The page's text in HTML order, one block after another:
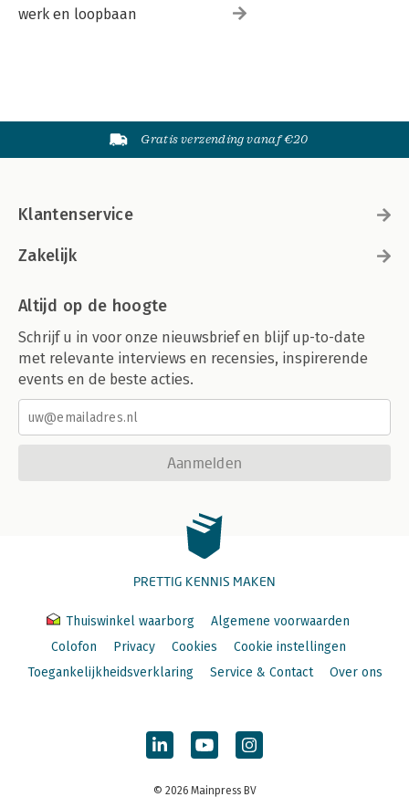
werk en loopbaan
Gratis verzending vanaf €20
Klantenservice
Zakelijk
Altijd op de hoogte
Schrijf u in voor onze nieuwsbrief en blijf up-to-date
met relevante interviews en recensies, inspirerende
events en de beste acties.
Aanmelden
PRETTIG KENNIS MAKEN
Thuiswinkel waarborg
Algemene voorwaarden
Colofon
Privacy Cookies
Cookie instellingen
Toegankelijkheidsverklaring
Service & Contact Over ons
© 2026 Mainpress BV